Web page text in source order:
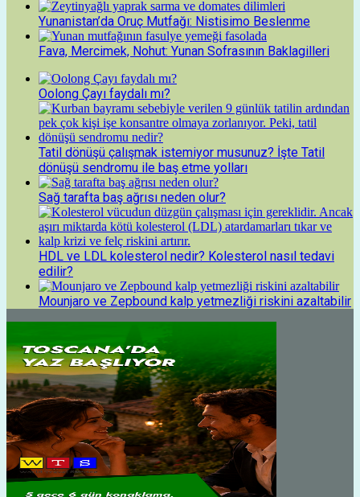
Yunanistan’da Oruç Mutfağı: Nistisimo Beslenme
Fava, Mercimek, Nohut: Yunan Sofrasının Baklagilleri
Oolong Çayı faydalı mı?
Tatil dönüşü çalışmak istemiyor musunuz? İşte Tatil
dönüşü sendromu ile baş etme yolları
Sağ tarafta baş ağrısı neden olur?
HDL ve LDL kolesterol nedir? Kolesterol nasıl tedavi
edilir?
Mounjaro ve Zepbound kalp yetmezliği riskini azaltabilir